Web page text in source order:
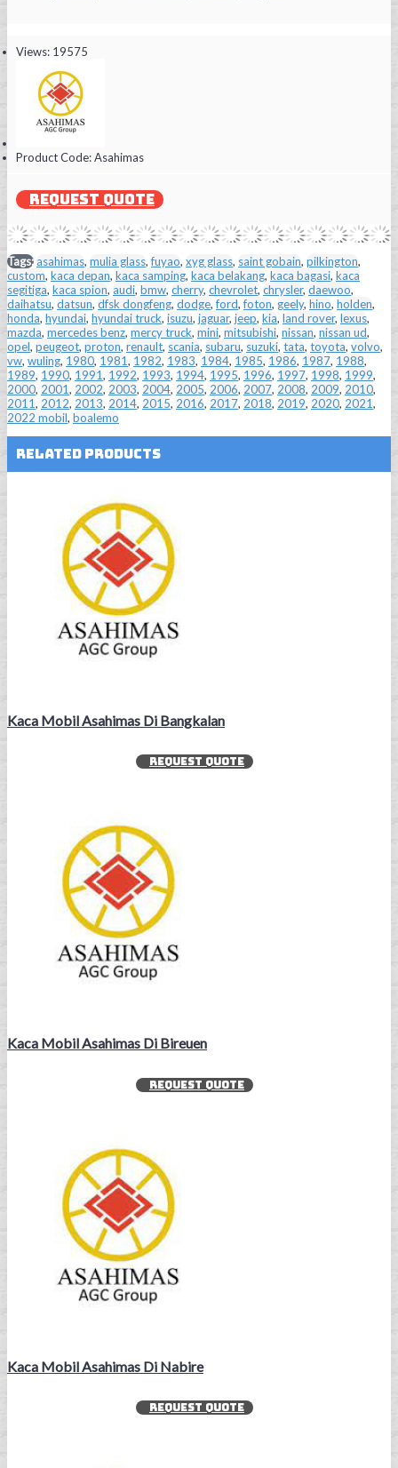
Views: 19575
Product Code:Asahimas
REQUEST QUOTE
Tags:asahimas, mulia glass,fuyao, xyg glass, saint gobain, pilkington,
custom, kaca depan, kaca samping, kaca belakang, kaca bagasi, kaca
segitiga, kaca spion, audi, bmw, cherry, chevrolet, chrysler, daewoo,
daihatsu, datsun, dfsk dongfeng, dodge,ford,foton, geely, hino, holden,
honda, hyundai, hyundai truck, isuzu, jaguar, jeep, kia, land rover, lexus,
mazda, mercedes benz, mercy truck, mini, mitsubishi, nissan, nissan ud,
opel, peugeot, proton, renault, scania, subaru, suzuki, tata, toyota, volvo,
vw, wuling, 1980, 1981, 1982, 1983, 1984, 1985, 1986, 1987, 1988,
1989, 1990, 1991, 1992, 1993, 1994, 1995, 1996, 1997, 1998, 1999,
2000, 2001, 2002, 2003, 2004, 2005, 2006, 2007, 2008, 2009, 2010,
2011, 2012, 2013, 2014, 2015, 2016, 2017, 2018, 2019, 2020, 2021,
2022 mobil, boalemo
Related Products
Kaca Mobil Asahimas Di Bangkalan
REQUEST QUOTE
Kaca Mobil Asahimas Di Bireuen
REQUEST QUOTE
Kaca Mobil Asahimas Di Nabire
REQUEST QUOTE